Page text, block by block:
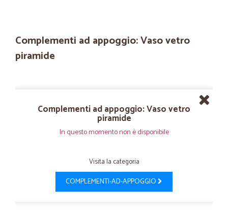
Complementi ad appoggio: Vaso vetro
piramide
Complementi ad appoggio: Vaso vetro
piramide
In questo momento non è disponibile
Visita la categoria
COMPLEMENTI-AD-APPOGGIO